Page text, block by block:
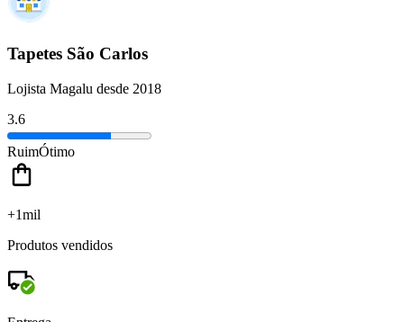
Tapetes São Carlos
Lojista Magalu desde 2018
3.6
RuimÓtimo
+1mil
Produtos vendidos